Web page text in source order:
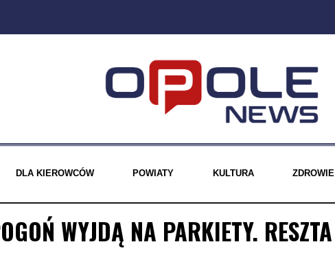
DLA KIEROWCÓW POWIATY KULTURA ZDROWIE
WYJDĄ NA PARKIETY. RESZTA